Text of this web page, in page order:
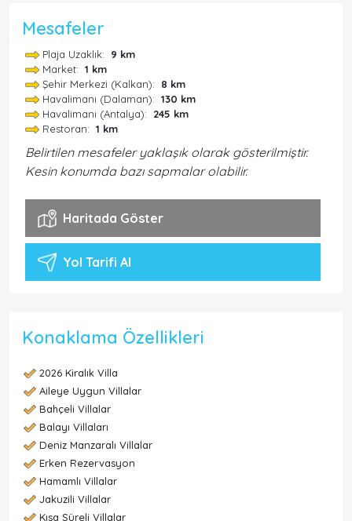
Mesafeler
Plaja Uzaklık: 9 km
Market: 1 km
Şehir Merkezi (Kalkan): 8 km
Havalimanı (Dalaman): 130 km
Havalimanı (Antalya): 245 km
Restoran: 1 km
Belirtilen mesafeler yaklaşık olarak gösterilmiştir.
Kesin konumda bazı sapmalar olabilir.
Haritada Göster
Yol Tarifi Al
Konaklama Özellikleri
2026 Kiralık Villa
Aileye Uygun Villalar
Bahçeli Villalar
Balayı Villaları
Deniz Manzaralı Villalar
Erken Rezervasyon
Hamamlı Villalar
Jakuzili Villalar
Kısa Süreli Villalar